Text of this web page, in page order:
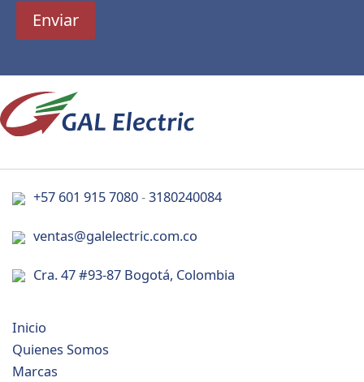
Enviar
+57 601 915 7080-3180240084
ventas@galelectric.com.co
Cra. 47 #93-87 Bogotá, Colombia
Inicio
Quienes Somos
Marcas